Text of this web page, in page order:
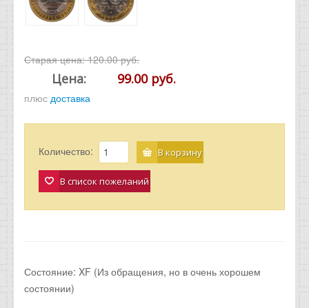
Старая цена:120.00 руб.
Цена: 99.00 руб.
плюс доставка
Количество: В корзину
В список пожеланий
Состояние: XF (Из обращения, но в очень хорошем
состоянии)